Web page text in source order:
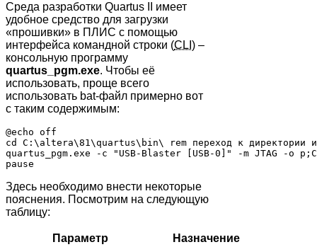
Среда разработки Quartus II имеет
удобное средство для загрузки
«прошивки» в ПЛИС с помощью
интерфейса командной строки (CLI ) –
консольную программу
quartus_pgm.exe. Чтобы её
использовать, проще всего
использовать bat-файл примерно вот
с таким содержимым:
@echo off
cd C:\altera\81\quartus\bin\ rem переход к директории
quartus_pgm.exe -c "USB-Blaster [USB-0]" -m JTAG -
Здесь необходимо внести некоторые
пояснения. Посмотрим на следующую
таблицу:
Параметр Назначение